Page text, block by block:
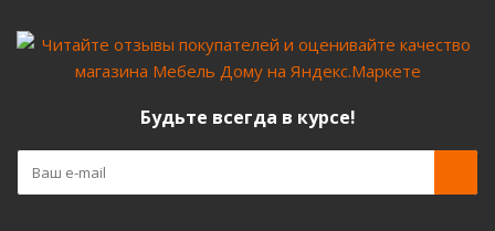
Будьте всегда в курсе!